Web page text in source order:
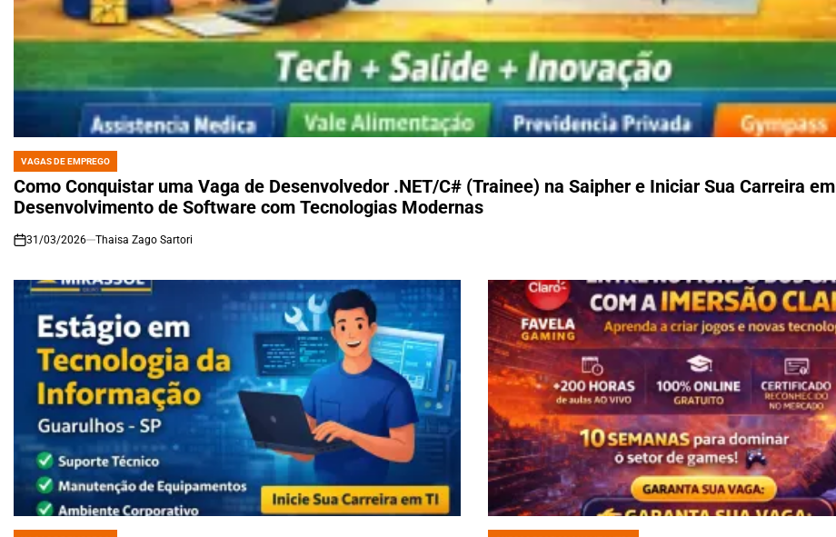
POSTED
IN
VAGAS DE EMPREGO
Como Conquistar uma Vaga de Desenvolvedor .NET/C# (Trainee) na Saipher e Iniciar Sua Carreira em
Desenvolvimento de Software com Tecnologias Modernas
on
31/03/2026 Thaisa Zago Sartori